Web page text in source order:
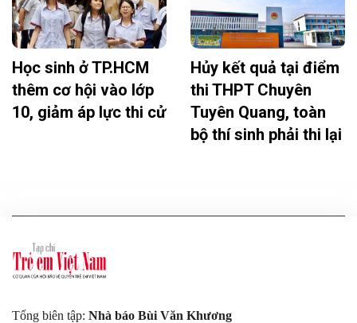
Học sinh ở TP.HCM
thêm cơ hội vào lớp
10, giảm áp lực thi cử
Hủy kết quả tại điểm
thi THPT Chuyên
Tuyên Quang, toàn
bộ thí sinh phải thi lại
Tổng biên tập: Nhà báo Bùi Văn Khương